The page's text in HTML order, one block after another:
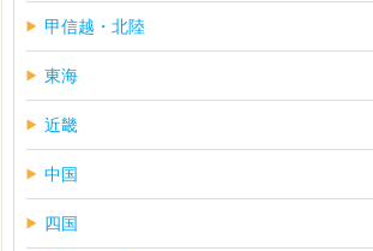
甲信越・北陸
東海
近畿
中国
四国